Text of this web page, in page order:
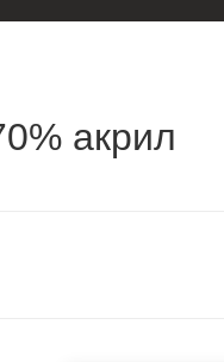
акрил